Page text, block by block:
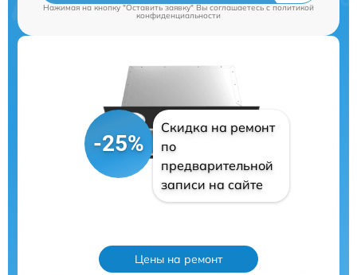
Нажимая на кнопку "Оставить заявку" Вы соглашаетесь cполитикой
конфиденциальности
-25%
Скидка на ремонт
по
предварительной
записи на сайте
Цены на ремонт